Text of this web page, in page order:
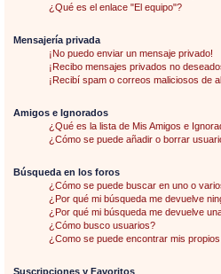
¿Qué es el enlace "El equipo"?
Mensajería privada
¡No puedo enviar un mensaje privado!
¡Recibo mensajes privados no
¡Recibí spam o correos maliciosos de
Amigos e Ignorados
¿Qué es la lista de Mis Amigos e
¿Cómo se puede añadir o borrar
Búsqueda en los foros
¿Cómo se puede buscar en uno o
¿Por qué mi búsqueda me devuelve
¿Por qué mi búsqueda me devuelve
¿Cómo busco usuarios?
¿Como se puede encontrar mis
Suscripciones y Favoritos